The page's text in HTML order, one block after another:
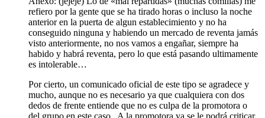
refiero por la gente que se ha tirado horas o incluso la noche
anterior en la puerta de algun establecimiento y no ha
conseguido ninguna y habiendo un mercado de reventa jamás
visto anteriormente, no nos vamos a engañar, siempre ha
habido y habrá reventa, pero lo que está pasando ultimamente
es intolerable…
Por cierto, un comunicado oficial de este tipo se agradece y
mucho, aunque no es necesario ya que cualquiera con dos
dedos de frente entiende que no es culpa de la promotora o
del grupo en este caso.. A la promotora ya se le podrá criticar,